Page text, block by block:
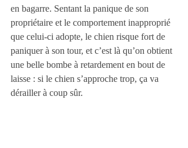
en bagarre. Sentant la panique de son
propriétaire et le comportement inapproprié
que celui-ci adopte, le chien risque fort de
paniquer à son tour, et c’est là qu’on obtient
une belle bombe à retardement en bout de
laisse : si le chien s’approche trop, ça va
dérailler à coup sûr.